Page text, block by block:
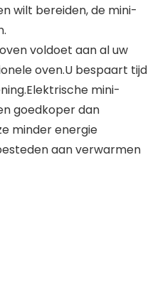
wilt bereiden, de mini-
oven voldoet aan al uw
oven.U bespaart tijd
mini-
goedkoper dan
minder energie
aan verwarmen